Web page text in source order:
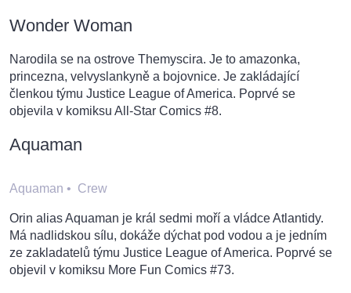
Wonder Woman
Narodila se na ostrove Themyscira. Je to amazonka,
princezna, velvyslankyně a bojovnice. Je zakládající
členkou týmu Justice League of America. Poprvé se
objevila v komiksu All-Star Comics #8.
Aquaman
Aquaman • Crew
Orin alias Aquaman je král sedmi moří a vládce Atlantidy.
Má nadlidskou sílu, dokáže dýchat pod vodou a je jedním
ze zakladatelů týmu Justice League of America. Poprvé se
objevil v komiksu More Fun Comics #73.